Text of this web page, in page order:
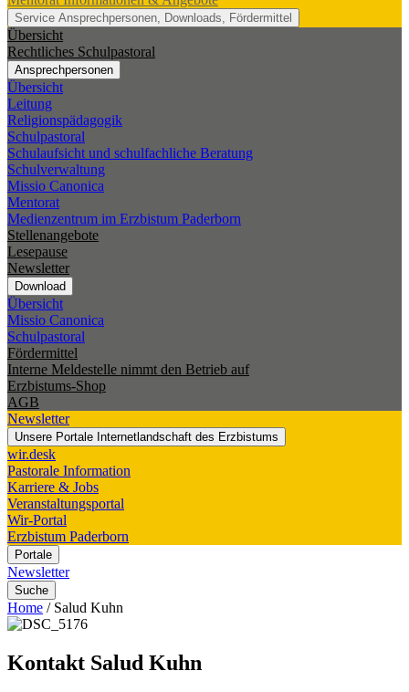
Service Ansprechpersonen, Downloads, Fördermittel
Übersicht
Rechtliches Schulpastoral
Ansprechpersonen
Übersicht
Leitung
Religionspädagogik
Schulpastoral
Schulaufsicht und schulfachliche Beratung
Schulverwaltung
Missio Canonica
Mentorat
Medienzentrum im Erzbistum Paderborn
Stellenangebote
Lesepause
Newsletter
Download
Übersicht
Missio Canonica
Schulpastoral
Fördermittel
Interne Meldestelle nimmt den Betrieb auf
Erzbistums-Shop
AGB
Newsletter
Unsere Portale Internetlandschaft des Erzbistums
wir.desk
Pastorale Information
Karriere & Jobs
Veranstaltungsportal
Wir-Portal
Erzbistum Paderborn
Portale
Newsletter
Suche
Home / Salud Kuhn
Kontakt Salud Kuhn